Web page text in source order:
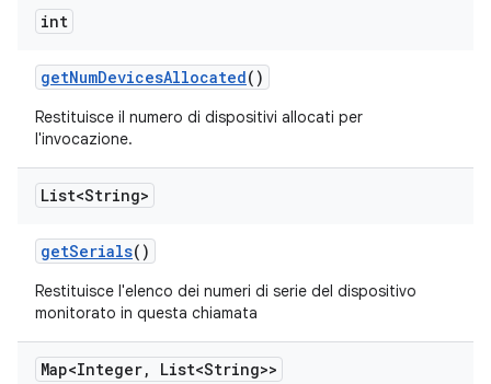
int
getNumDevicesAllocated()
Restituisce il numero di dispositivi allocati per
l'invocazione.
List<String>
getSerials()
Restituisce l'elenco dei numeri di serie del dispositivo
monitorato in questa chiamata
Map<Integer, List<String>>